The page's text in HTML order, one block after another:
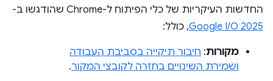
החדשות העיקריות של כלי הפיתוח ל-Chrome שהודגשו ב-
Google I/O 2025, כולל:
מקורות: חיבור תיקייה בסביבת העבודה
ושמירת השינויים בחזרה לקובצי המקור.